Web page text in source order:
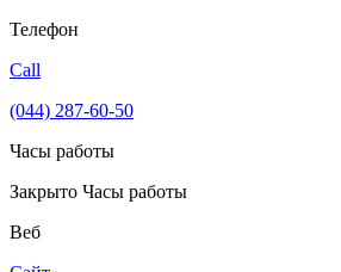
Телефон
Call
(044) 287-60-50
Часы работы
Закрыто Часы работы
Веб